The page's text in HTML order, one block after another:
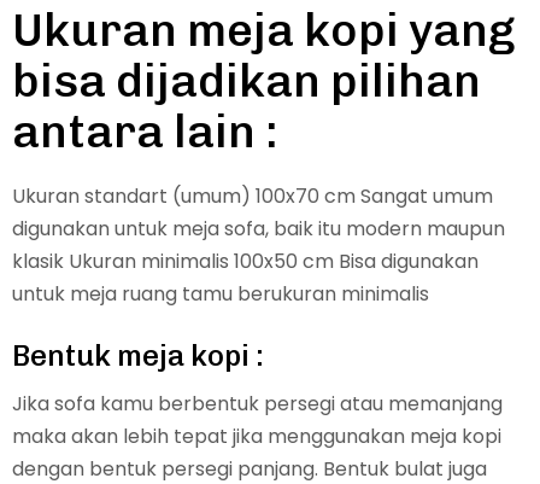
Ukuran meja kopi yang
bisa dijadikan pilihan
antara lain :
Ukuran standart (umum) 100x70 cm Sangat umum
digunakan untuk meja sofa, baik itu modern maupun
klasik Ukuran minimalis 100x50 cm Bisa digunakan
untuk meja ruang tamu berukuran minimalis
Bentuk meja kopi :
Jika sofa kamu berbentuk persegi atau memanjang
maka akan lebih tepat jika menggunakan meja kopi
dengan bentuk persegi panjang. Bentuk bulat juga